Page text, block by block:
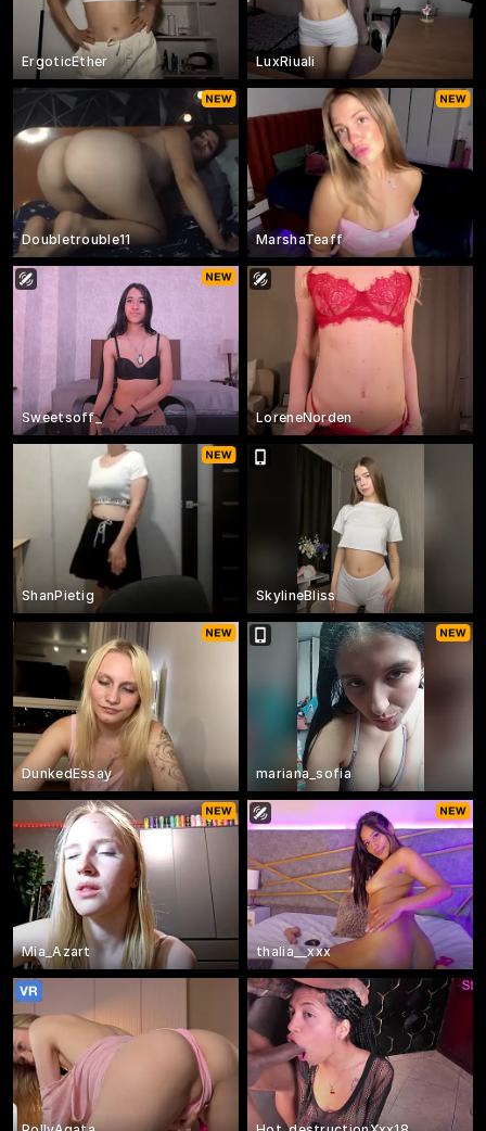
ErgoticEther LuxRiuali
Doubletrouble11 MarshaTeaff
Sweetsoff_ LoreneNorden
ShanPietig SkylineBliss
DunkedEssay mariana_sofia
Mia_Azart thalia__xxx